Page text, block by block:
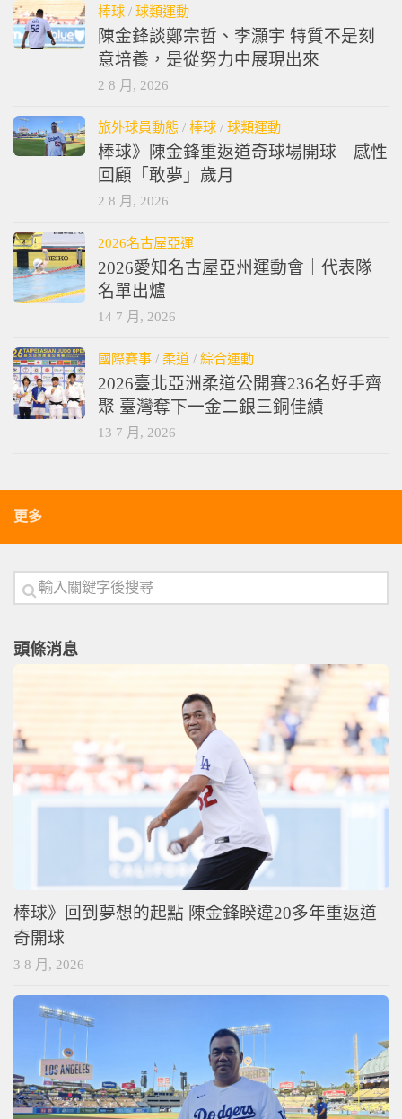
棒球 / 球類運動
陳金鋒談鄭宗哲、李灝宇 特質不是刻
意培養，是從努力中展現出來
2 8 月, 2026
旅外球員動態 / 棒球 / 球類運動
棒球》陳金鋒重返道奇球場開球 感性
回顧「敢夢」歲月
2 8 月, 2026
2026名古屋亞運
2026愛知名古屋亞州運動會｜代表隊
名單出爐
14 7 月, 2026
國際賽事 / 柔道 / 綜合運動
2026臺北亞洲柔道公開賽236名好手齊
聚 臺灣奪下一金二銀三銅佳績
13 7 月, 2026
更多
頭條消息
棒球》回到夢想的起點 陳金鋒睽違20多年重返道
奇開球
3 8 月, 2026